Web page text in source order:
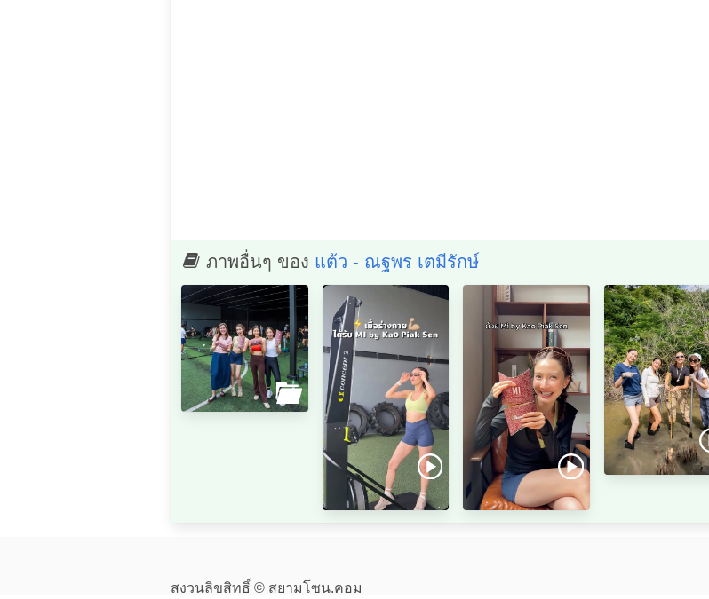
ภาพอื่นๆ ของ แต้ว - ณฐพร เตมีรักษ์
สงวนลิขสิทธิ์ © สยามโซน.คอม